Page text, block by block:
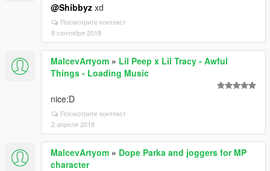
@Shibbyz xd
Посмотрите контекст
9 сентября 2018
MalcevArtyom » Lil Peep x Lil Tracy - Awful
Things - Loading Music
nice:D
Посмотрите контекст
2 апреля 2018
MalcevArtyom » Dope Parka and joggers for MP
character